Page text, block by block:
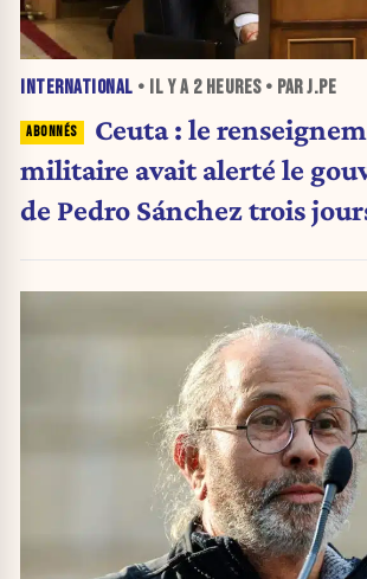
INTERNATIONAL • IL Y A 2 HEURES• PAR J.PE
Ceuta : le
militaire avait alerté le
de Pedro Sánchez trois